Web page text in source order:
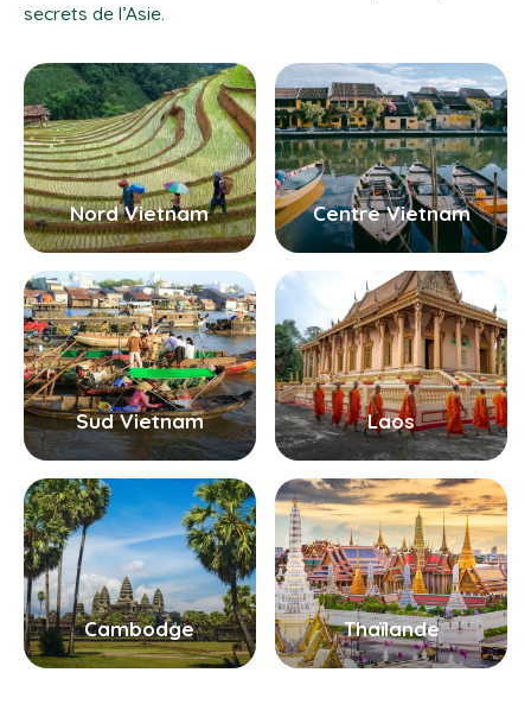
secrets de l’Asie.
Nord Vietnam Centre Vietnam
Sud Vietnam Laos
Cambodge Thaïlande